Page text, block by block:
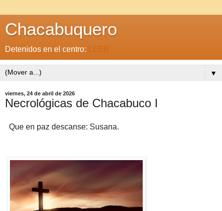
Chacabuquero
Detenidos en el centro: LEER
▼
viernes, 24 de abril de 2026
Necrológicas de Chacabuco I
Que en paz descanse: Susana.